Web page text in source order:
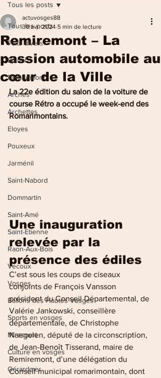
Tous les posts
Faits divers
Epinal
Remiremont
Arches
Archettes
Eloyes
Pouxeux
Jarménil
Saint-Nabord
Dommartin
Saint-Amé
Saint-Etienne
Raon-Aux-Bois
Vecoux
Vosges
Ballons des Hautes Vosges
Sports en vosges
Mirecourt
Culture en vosges
Gérardmer
Tous les posts
Remiremont – La
passion automobile au
cœur de la Ville
actuvosges88
30 avr. 2024 5 min de lecture
La 22e édition du salon de la voiture de
course Rétro a occupé le week-end des
Romarimontains.
Une inauguration
relevée par la
présence des édiles
C’est sous les coups de ciseaux
conjoints de François Vansson
président du Conseil Départemental, de
Valérie Jankowski, conseillère
départementale, de Christophe
Naegelen, député de la circonscription,
de Jean-Benoît Tisserand, maire de
Remiremont, d’une délégation du
Conseil municipal romarimontain, dont